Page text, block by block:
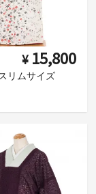
¥ 15,800
リムサイズ